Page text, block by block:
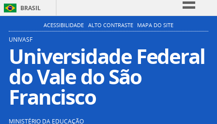
BRASIL
Simplifique!
Participe
Acesso à informação
Legislação
ACESSIBILIDADE ALTO CONTRASTE MAPA DO SITE
UNIVASF
Universidade Federal
do Vale do São
Francisco
MINISTÉRIO DA EDUCAÇÃO